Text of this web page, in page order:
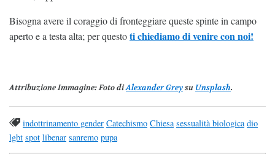
Bisogna avere il coraggio di fronteggiare queste spinte in campo
aperto e a testa alta; per questoti chiediamo di venire con noi!
Attribuzione Immagine: Foto diAlexander Greysu Unsplash.
indottrinamento gender Catechismo Chiesa sessualità biologica dio
lgbt spot libenar sanremo pupa